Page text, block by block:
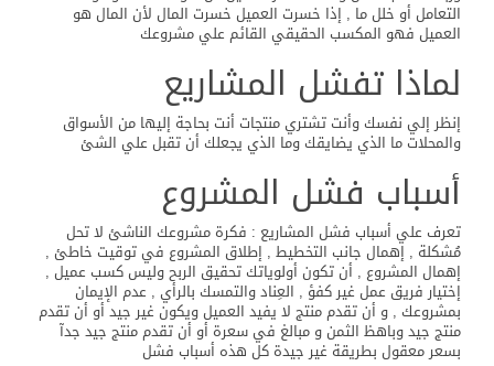
التعامل أو خلل ما , إذا خسرت العميل خسرت المال لأن المال هو
العميل فهو المكسب الحقيقي القائم علي مشروعك
لماذا تفشل المشاريع
إنظر إلي نفسك وأنت تشتري منتجات أنت بحاجة إليها من الأسواق
والمحلات ما الذي يضايقك وما الذي يجعلك أن تقبل علي الشئ
أسباب فشل المشروع
تعرف علي أسباب فشل المشاريع : فكرة مشروعك الناشئ لا تحل
مُشكلة , إهمال جانب التخطيط , إطلاق المشروع في توقيت خاطئ ,
إهمال المشروع , أن تكون أولوياتك تحقيق الربح وليس كسب عميل ,
إختيار فريق عمل غير كفؤ , العِناد والتمسك بالرأي , عدم الإيمان
بمشروعك , و أن تقدم منتج لا يفيد العميل ويكون غير جيد أو أن تقدم
منتج جيد وباهظ الثمن و مبالغ في سعرة أو أن تقدم منتج جيد جدآ
بسعر معقول بطريقة غير جيدة كل هذه أسباب فشل